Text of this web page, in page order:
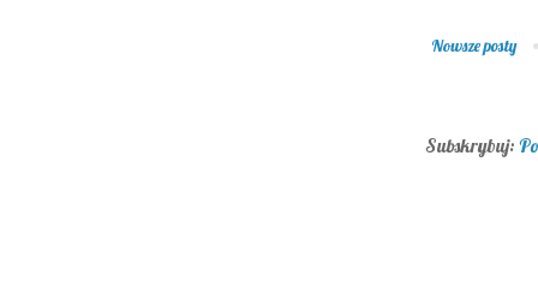
Nowsze posty
Subskrybuj: